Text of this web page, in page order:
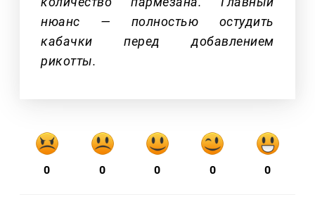
нюанс — полностью остудить
кабачки перед добавлением
рикотты.
0 0 0 0 0